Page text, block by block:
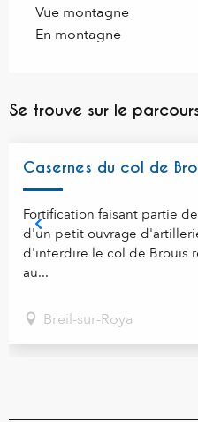
Vue montagne
En montagne
Se trouve sur le
Casernes du col de
Fortification faisant partie
d'un petit ouvrage
d'interdire le col de Brouis
au...
Breil-sur-Roya